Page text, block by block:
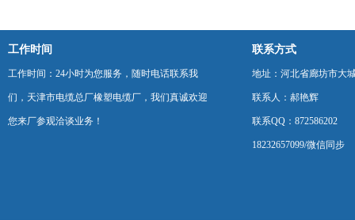
工作时间
工作时间：24小时为您服务，随时电话联系我
们，天津市电缆总厂橡塑电缆厂，我们真诚欢迎
您来厂参观洽谈业务！
联系方式
地址：河北省廊坊市大
联系人：郝艳辉
联系QQ：872586202
18232657099/微信同步